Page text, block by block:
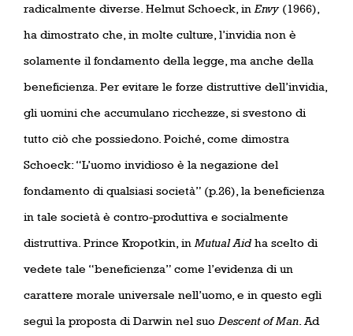
radicalmente diverse. Helmut Schoeck, in Envy(1966),
ha dimostrato che, in molte culture, l’invidia non è
solamente il fondamento della legge, ma anche della
beneficienza. Per evitare le forze distruttive dell’invidia,
gli uomini che accumulano ricchezze, si svestono di
tutto ciò che possiedono. Poiché, come dimostra
Schoeck: “L’uomo invidioso è la negazione del
fondamento di qualsiasi società” (p.26), la beneficienza
in tale società è contro-produttiva e socialmente
distruttiva. Prince Kropotkin, in Mutual Aidha scelto di
vedete tale “beneficienza” come l’evidenza di un
carattere morale universale nell’uomo, e in questo egli
seguì la proposta di Darwin nel suo Descent of Man . Ad